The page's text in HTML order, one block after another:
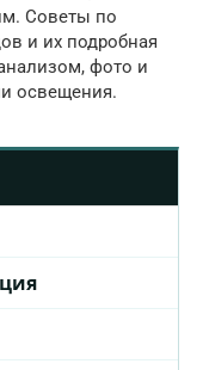
Советы по
и их подробная
фото и
освещения.